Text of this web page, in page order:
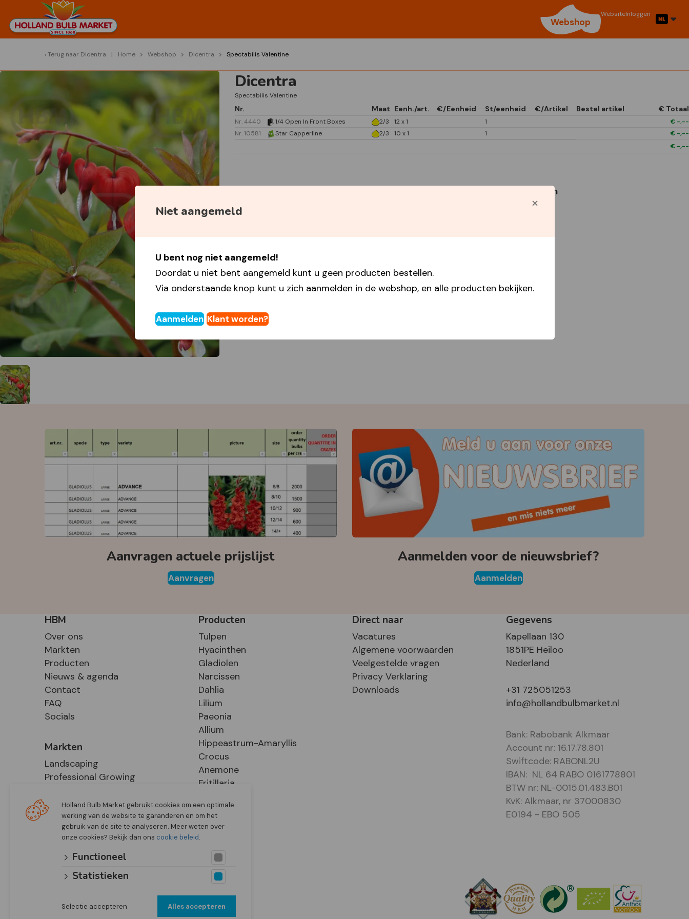
Webshop
WebsiteInloggen
Niet aangemeld
U bent nog niet aangemeld!
Doordat u niet bent aangemeld kunt u geen producten bestellen.
Via onderstaande knop kunt u zich aanmelden in de webshop, en alle producten bekijken.
Aanmelden Klant worden?
Terug naar Dicentra Home Webshop Dicentra Spectabilis Valentine
Dicentra
Spectabilis Valentine
Nr. Maat Eenh./art. €/Eenheid St/eenheid €/Artikel Bestel artikel € Totaal
Nr. 4440 1/4 Open In Front Boxes 2/3 12 x 1 1 € -,--
Nr. 10581
Star Capperline 2/3 10 x 1 1 € -,--
€ -,--
Gebruikte symbolen
Aanvragen actuele prijslijst
Aanvragen
Aanmelden voor de nieuwsbrief?
Aanmelden
HBM
Over ons
Markten
Producten
Nieuws & agenda
Contact
FAQ
Socials
Markten
Landscaping
Professional Growing
Retail
Producten
Tulpen
Hyacinthen
Gladiolen
Narcissen
Dahlia
Lilium
Paeonia
Allium
Hippeastrum-Amaryllis
Crocus
Anemone
Fritillaria
Direct naar
Vacatures
Algemene voorwaarden
Veelgestelde vragen
Privacy Verklaring
Downloads
Gegevens
Kapellaan 130
1851PE Heiloo
Nederland
+31 725051253
info@hollandbulbmarket.nl
Bank: Rabobank Alkmaar
Account nr: 16.17.78.801
Swiftcode: RABONL2U
IBAN: NL 64 RABO 0161778801
BTW nr: NL-0015.01.483.B01
KvK: Alkmaar, nr 37000830
E0194 - EBO 505
Holland Bulb Market gebruikt cookies om een optimale
werking van de website te garanderen en om het
gebruik van de site te analyseren. Meer weten over
onze cookies? Bekijk dan ons cookie beleid.
Functioneel
Statistieken
Selectie accepteren Alles accepteren